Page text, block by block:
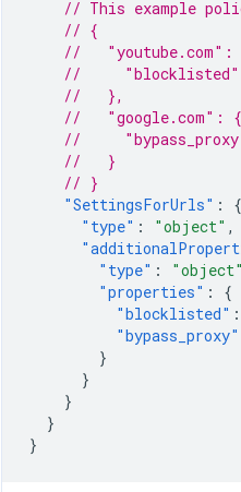
// This example
// {
//   "youtube.com":
//
//   },
//   "google.com": {
//
//   }
// }
"SettingsForUrls" :
{
"type" : "object" ,
"type" : "object"
"properties" :
{
"blocklisted" :
"bypass_proxy"
}
}
}
}
}